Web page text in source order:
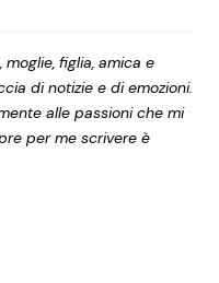
figlia, amica e
di notizie e di emozioni.
alle passioni che mi
per me scrivere è